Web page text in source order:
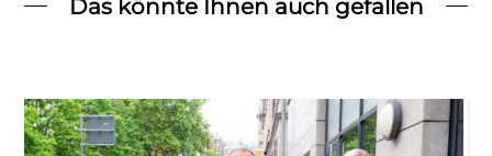
Das könnte Ihnen auch gefallen